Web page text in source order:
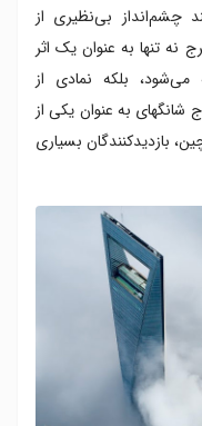
چشم‌انداز بی‌نظیری از
نه تنها به عنوان یک اثر
بلکه نمادی از
به عنوان یکی از
بازدیدکنندگان بسیاری